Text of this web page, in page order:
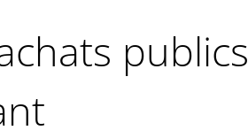
publics